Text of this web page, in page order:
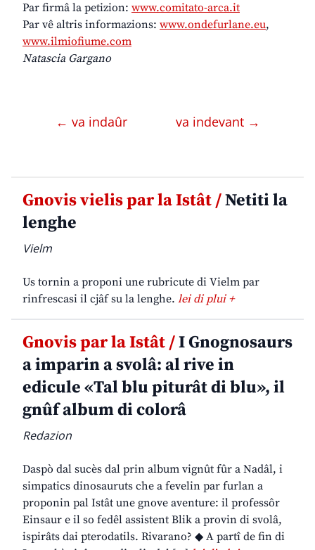
Par firmâ la petizion: www.comitato-arca.it
Par vê altris informazions: www.ondefurlane.eu,
www.ilmiofiume.com
Natascia Gargano
← va indaûr va indevant →
Gnovis vielis par la Istât /Netiti la
lenghe
Vielm
Us tornin a proponi une rubricute di Vielm par
rinfrescasi il cjâf su la lenghe. lei di plui +
Gnovis par la Istât /I Gnognosaurs
a imparin a svolâ: al rive in
edicule «Tal blu piturât di blu», il
gnûf album di colorâ
Redazion
Daspò dal sucès dal prin album vignût fûr a Nadâl, i
simpatics dinosauruts che a fevelin par furlan a
proponin pal Istât une gnove aventure: il professôr
Einsaur e il so fedêl assistent Blik a provin di svolâ,
ispirâts dai pterodatils. Rivarano? ◆ A partî de fin di